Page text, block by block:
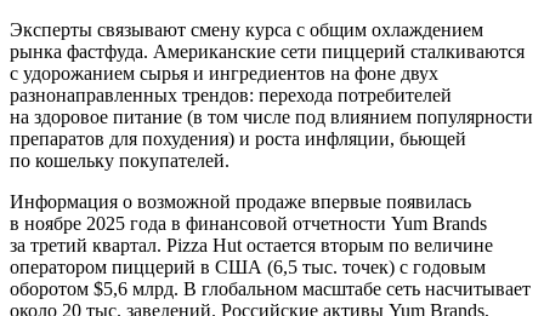
Эксперты связывают смену курса с общим охлаждением
рынка фастфуда. Американские сети пиццерий сталкиваются
с удорожанием сырья и ингредиентов на фоне двух
разнонаправленных трендов: перехода потребителей
на здоровое питание (в том числе под влиянием популярности
препаратов для похудения) и роста инфляции, бьющей
по кошельку покупателей.
Информация о возможной продаже впервые появилась
в ноябре 2025 года в финансовой отчетности Yum Brands
за третий квартал. Pizza Hut остается вторым по величине
оператором пиццерий в США (6,5 тыс. точек) с годовым
оборотом $5,6 млрд. В глобальном масштабе сеть насчитывает
около 20 тыс. заведений. Российские активы Yum Brands,